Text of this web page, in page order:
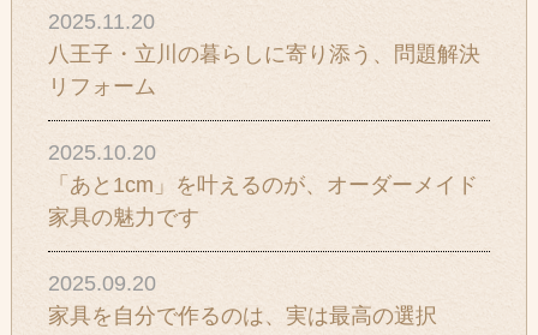
2025.11.20
八王子・立川の暮らしに寄り添う、問題解決
リフォーム
2025.10.20
「あと1cm」を叶えるのが、オーダーメイド
家具の魅力です
2025.09.20
家具を自分で作るのは、実は最高の選択